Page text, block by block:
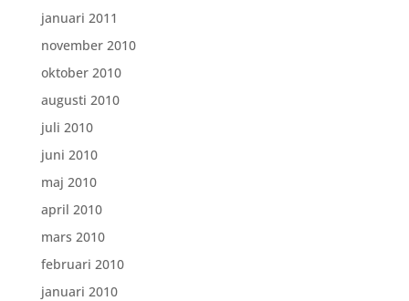
januari 2011
november 2010
oktober 2010
augusti 2010
juli 2010
juni 2010
maj 2010
april 2010
mars 2010
februari 2010
januari 2010